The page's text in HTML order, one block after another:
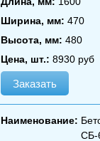
Ширина, мм: 470
Высота, мм: 480
Цена, шт.: 8930 руб
Заказать
Наименование: